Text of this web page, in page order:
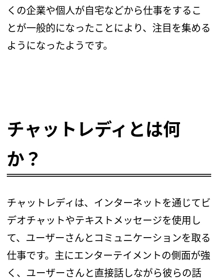
くの企業や個人が自宅などから仕事をするこ
とが一般的になったことにより、注目を集める
ようになったようです。
チャットレディとは何
か？
チャットレディは、インターネットを通じてビ
デオチャットやテキストメッセージを使用し
て、ユーザーさんとコミュニケーションを取る
仕事です。主にエンターテイメントの側面が強
く、ユーザーさんと直接話しながら彼らの話